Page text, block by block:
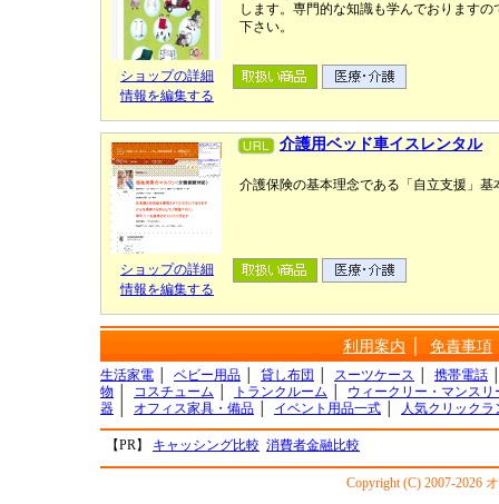
します。専門的な知識も学んでおります
下さい。
ショップの詳細
情報を編集する
介護用ベッド車イスレンタル
介護保険の基本理念である「自立支援」
ショップの詳細
情報を編集する
利用案内 免責事項
生活家電 ベビー用品 貸し布団 スーツケース 携帯電話
物
コスチューム トランクルーム
ウィークリー・マンスリ
器
オフィス家具・備品 イベント用品一式 人気クリックラ
【PR】 キャッシング比較 消費者金融比較
Copyright (C) 2007-2026